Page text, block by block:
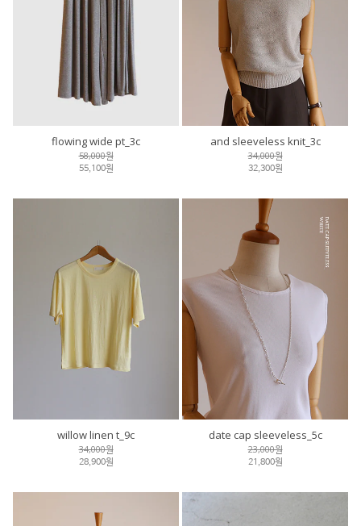
flowing wide pt_3c
58,000원
55,100원
and sleeveless knit_3c
34,000원
32,300원
willow linen t_9c
34,000원
28,900원
date cap sleeveless_5c
23,000원
21,800원